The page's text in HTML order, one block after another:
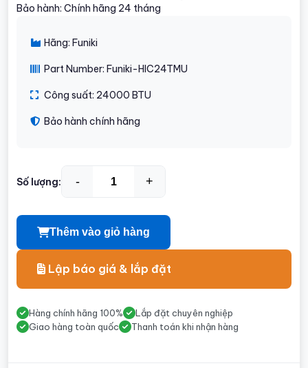
Bảo hành: Chính hãng 24 tháng
Hãng: Funiki
Part Number: Funiki-HIC24TMU
Công suất: 24000 BTU
Bảo hành chính hãng
Số lượng: - +
Thêm vào giỏ hàng
Lập báo giá & lắp đặt
Hàng chính hãng 100%
Lắp đặt chuyên nghiệp
Giao hàng toàn quốc
Thanh toán khi nhận hàng